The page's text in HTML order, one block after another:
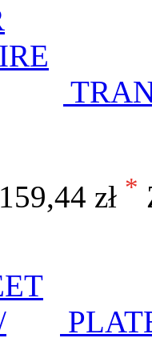
159,44 zł *